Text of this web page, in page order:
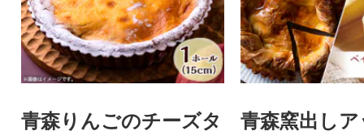
青森りんごのチーズタ
青森窯出し